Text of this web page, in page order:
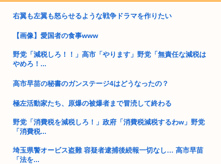
右翼も左翼も怒らせるような戦争ドラマを作りたい
【画像】愛国者の食事www
野党「減税しろ！！」高市「やります」野党「無責任な減税は
やめろ！...
高市早苗の秘書のガンステージ4はどうなったの？
極左活動家たち、原爆の被爆者まで冒涜して終わる
野党「消費税を減税しろ！」政府「消費税減税するわw」野党
「消費税...
埼玉県警オービス盗難 容疑者逮捕後続報一切なし… 高市早苗
「法を...